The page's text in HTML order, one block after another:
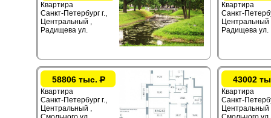
Квартира
Санкт-Петербург г.,
Центральный ,
Радищева ул.
Квартира
Санкт-
Центральный
Радищева ул.
58806 тыс.Р
Квартира
Санкт-Петербург г.,
Центральный ,
43002
Квартира
Санкт-
Центральный